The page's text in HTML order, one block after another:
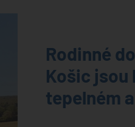
Rodinné
Košic jsou
tepelném